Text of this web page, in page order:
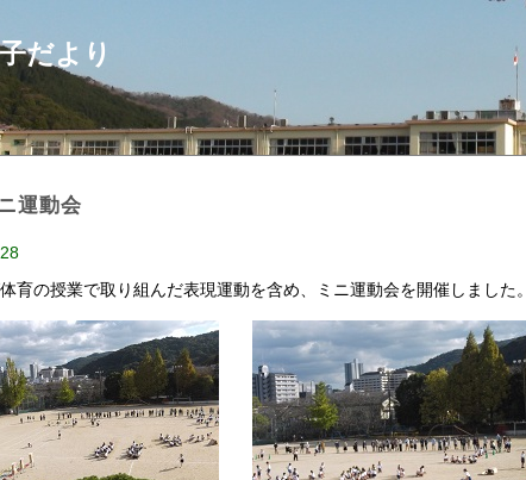
だより
運動会
育の授業で取り組んだ表現運動を含め、ミニ運動会を開催しました。